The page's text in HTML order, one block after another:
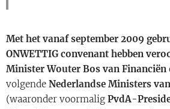
Met het vanaf september 2009
ONWETTIG convenant hebben
Minister Wouter Bos van Financiën
volgende Nederlandse Ministers
(waaronder voormalig PvdA-